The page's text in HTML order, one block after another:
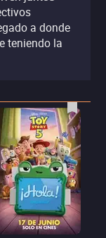
a donde
teniendo la